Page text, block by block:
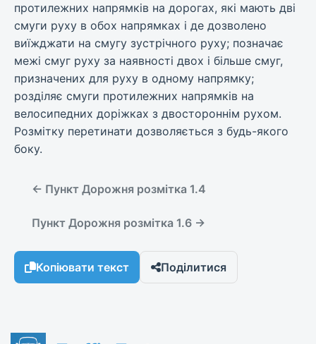
протилежних напрямків на дорогах, які мають дві
смуги руху в обох напрямках і де дозволено
виїжджати на смугу зустрічного руху; позначає
межі смуг руху за наявності двох і більше смуг,
призначених для руху в одному напрямку;
розділяє смуги протилежних напрямків на
велосипедних доріжках з двостороннім рухом.
Розмітку перетинати дозволяється з будь-якого
боку.
← Пункт Дорожня розмітка 1.4
Пункт Дорожня розмітка 1.6 →
Копіювати текст Поділитися